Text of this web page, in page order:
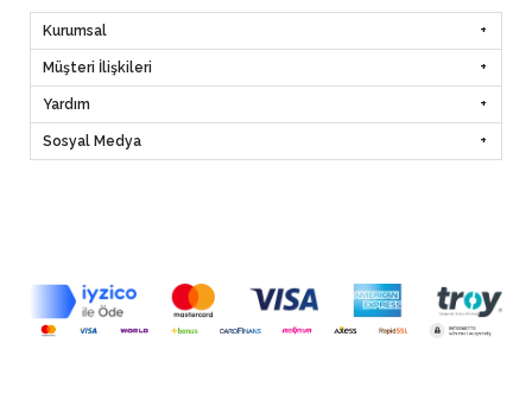
Kurumsal
Müşteri İlişkileri
Yardım
Sosyal Medya